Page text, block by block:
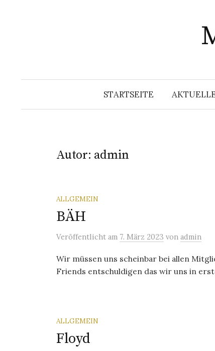
STARTSEITE
Autor: admin
ALLGEMEIN
BÄH
Veröffentlicht am 7. März 2023 von admin
Wir müssen uns scheinbar bei allen
Friends entschuldigen das wir uns in
ALLGEMEIN
Floyd